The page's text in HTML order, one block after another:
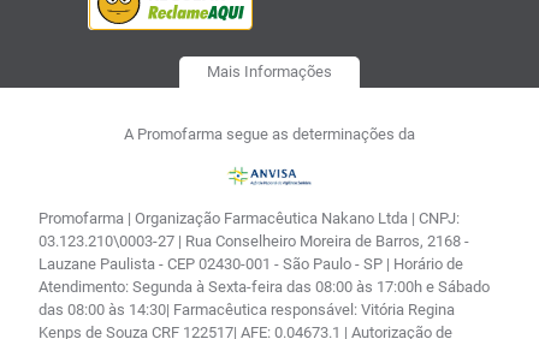
Mais Informações
A Promofarma segue as determinações da
Promofarma | Organização Farmacêutica Nakano Ltda | CNPJ:
03.123.210\0003-27 | Rua Conselheiro Moreira de Barros, 2168 -
Lauzane Paulista - CEP 02430-001 - São Paulo - SP | Horário de
Atendimento: Segunda à Sexta-feira das 08:00 às 17:00h e Sábado
das 08:00 às 14:30| Farmacêutica responsável: Vitória Regina
Kenps de Souza CRF 122517| AFE: 0.04673.1 | Autorização de